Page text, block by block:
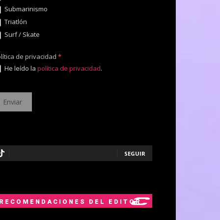
Submarinismo
Triatlón
Surf / Skate
de privacidad *
He leído la política de privacidad.
SEGUIR
DEL EDITOR